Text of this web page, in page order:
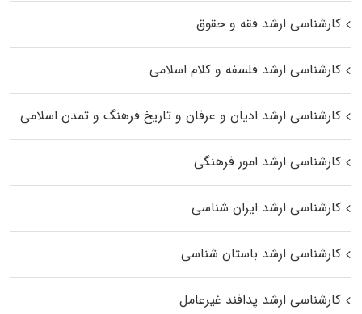
کارشناسی ارشد فقه و حقوق
کارشناسی ارشد فلسفه و کلام اسلامی
کارشناسی ارشد ادیان و عرفان و تاریخ فرهنگ و تمدن اسلامی
کارشناسی ارشد امور فرهنگی
کارشناسی ارشد ایران شناسی
کارشناسی ارشد باستان شناسی
کارشناسی ارشد پدافند غیرعامل